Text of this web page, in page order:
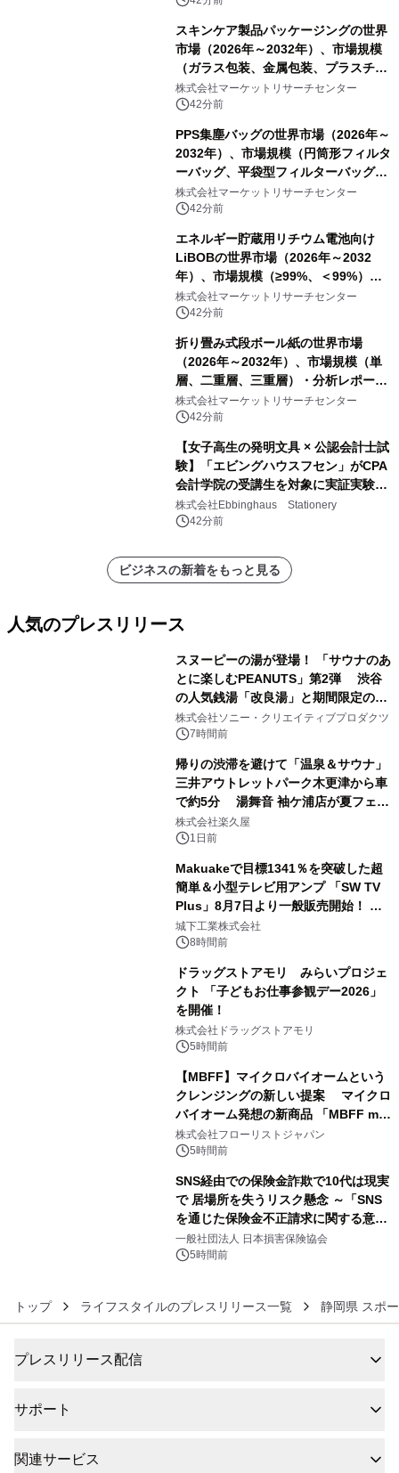
スキンケア製品パッケージングの世界
市場（2026年～2032年）、市場規模
（ガラス包装、金属包装、プラスチッ
ク包装、その他）・分析レポートを発
表
株式会社マーケットリサーチセンター
42分前
PPS集塵バッグの世界市場（2026年～
2032年）、市場規模（円筒形フィルタ
ーバッグ、平袋型フィルターバッグ、
プリーツフィルターバッグ、その
他）・分析レポートを発表
株式会社マーケットリサーチセンター
42分前
エネルギー貯蔵用リチウム電池向け
LiBOBの世界市場（2026年～2032
年）、市場規模（≥99%、＜99%）・
分析レポートを発表
株式会社マーケットリサーチセンター
42分前
折り畳み式段ボール紙の世界市場
（2026年～2032年）、市場規模（単
層、二重層、三重層）・分析レポート
を発表
株式会社マーケットリサーチセンター
42分前
【女子高生の発明文具 × 公認会計士試
験】「エビングハウスフセン」がCPA
会計学院の受講生を対象に実証実験を
実施
株式会社Ebbinghaus Stationery
42分前
ビジネスの新着をもっと見る
人気のプレスリリース
スヌーピーの湯が登場！ 「サウナのあ
とに楽しむPEANUTS」第2弾 渋谷
の人気銭湯「改良湯」と期間限定のコ
ラボレーション サウナイキタイコラ
ボグッズも発売決定！
株式会社ソニー・クリエイティブプロダクツ
7時間前
帰りの渋滞を避けて「温泉＆サウナ」
三井アウトレットパーク木更津から車
で約5分 湯舞音 袖ケ浦店が夏フェア
メニューを提供
株式会社楽久屋
1日前
Makuakeで目標1341％を突破した超
簡単＆小型テレビ用アンプ 「SW TV
Plus」8月7日より一般販売開始！ ケ
ーブル1本つなぐだけ、テレビの音が
ぐっと豊かに
城下工業株式会社
8時間前
ドラッグストアモリ みらいプロジェ
クト 「子どもお仕事参観デー2026」
を開催！
株式会社ドラッグストアモリ
5時間前
【MBFF】マイクロバイオームという
クレンジングの新しい提案 マイクロ
バイオーム発想の新商品 「MBFF mb
クレンジングPRO」を2026年8月6日
発売
株式会社フローリストジャパン
5時間前
SNS経由での保険金詐欺で10代は現実
で 居場所を失うリスク懸念 ～「SNS
を通じた保険金不正請求に関する意識
調査」を実施、 認知度の低さも浮き彫
りに～
一般社団法人 日本損害保険協会
5時間前
トップ ライフスタイルのプレスリリース一覧 静岡県 スポ
プレスリリース配信
サポート
関連サービス